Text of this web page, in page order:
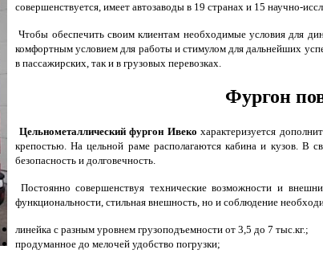
совершенствуется, имеет автозаводы в 19 странах и 15 научно-
Чтобы обеспечить своим клиентам необходимые условия для
комфортным условием для работы и стимулом для дальнейших
в пассажирских, так и в грузовых перевозках.
Фургон
Цельнометаллический фургон Ивеко характеризуется
крепостью. На цельной раме располагаются кабина и кузов. В
безопасность и долговечность.
Постоянно совершенствуя технические возможности и
функциональности, стильная внешность, но и соблюдение
линейка с разным уровнем грузоподъемности от 3,5 до 7 тыс.кг.;
продуманное до мелочей удобство погрузки;